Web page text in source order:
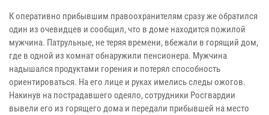
К оперативно прибывшим правоохранителям сразу же обратился
один из очевидцев и сообщил, что в доме находится пожилой
мужчина. Патрульные, не теряя времени, вбежали в горящий дом,
где в одной из комнат обнаружили пенсионера. Мужчина
надышался продуктами горения и потерял способность
ориентироваться. На его лице и руках имелись следы ожогов.
Накинув на пострадавшего одеяло, сотрудники Росгвардии
вывели его из горящего дома и передали прибывшей на место